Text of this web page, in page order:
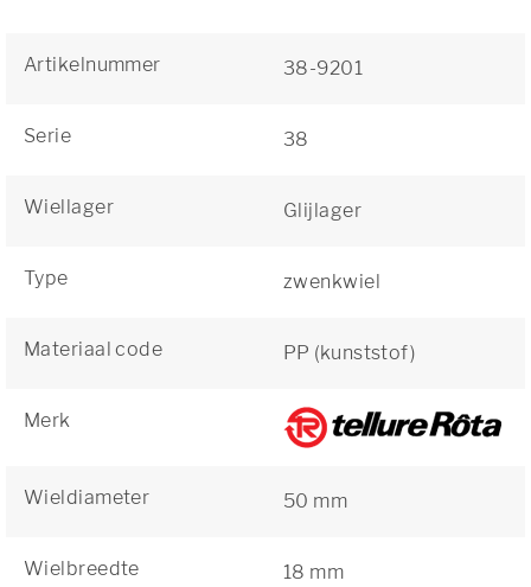
Artikelnummer 38-9201
Serie 38
Wiellager Glijlager
Type zwenkwiel
Materiaal code PP (kunststof)
Merk
Wieldiameter 50 mm
Wielbreedte 18 mm